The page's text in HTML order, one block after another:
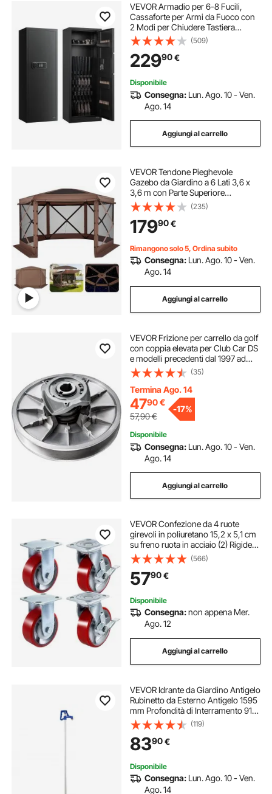
VEVOR Armadio per 6-8 Fucili,
Cassaforte per Armi da Fuoco con
2 Modi per Chiudere Tastiera
Numerica e Chiavi, con 3 Scomparti
per Munizioni e 2 Supporti
Regolabili, Accesso Veloce,
Assemblaggio Richiesto
(509)
22990€
Disponibile
Consegna: Lun. Ago. 10 - Ven.
Ago. 14
Aggiungi al carrello
VEVOR Tendone Pieghevole
Gazebo da Giardino a 6 Lati 3,6 x
3,6 m con Parte Superiore
Rimovibile e Borsa per il Trasporto,
Montaggio Rapido e Anti-Morsi,
Riparo Solare per 8-10 Persone,
Marrone
(235)
17990€
Rimangono solo 5, Ordina subito
Consegna: Lun. Ago. 10 - Ven.
Ago. 14
Aggiungi al carrello
VEVOR Frizione per carrello da golf
con coppia elevata per Club Car DS
e modelli precedenti dal 1997 ad
oggi Club Car a 4 tempi Modello di
carrello da golf a gas, Argento
(35)
Termina Ago. 14
4790€
57,90€
-17%
Disponibile
Consegna: Lun. Ago. 10 - Ven.
Ago. 14
Aggiungi al carrello
VEVOR Confezione da 4 ruote
girevoli in poliuretano 15,2 x 5,1 cm
su freno ruota in acciaio (2) Rigide
(2)
(566)
5790€
Disponibile
Consegna:non appena Mer.
Ago. 12
Aggiungi al carrello
VEVOR Idrante da Giardino Antigelo
Rubinetto da Esterno Antigelo 1595
mm Profondità di Interramento 91
cm Attacco per Tubo G 3/4 pollici
Maniglia a Leva, Idrante da Cortile
Giardino per Irrigazione
(119)
8390€
Disponibile
Consegna: Lun. Ago. 10 - Ven.
Ago. 14